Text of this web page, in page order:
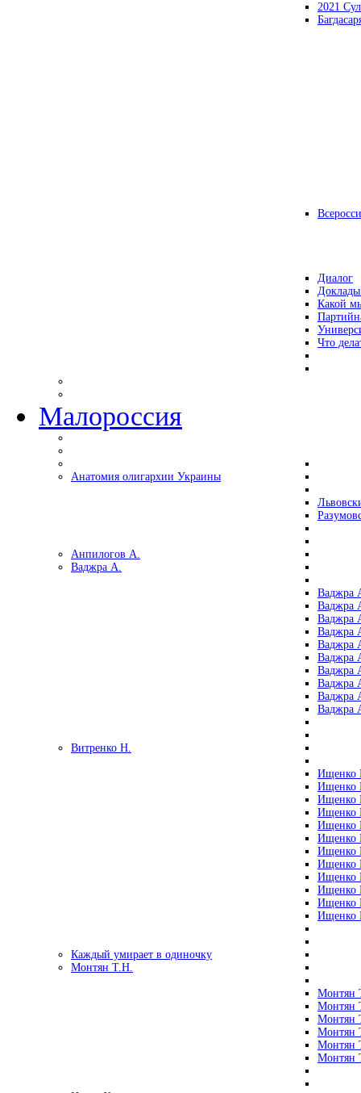
2021
Диалог
Какой
Что
Малороссия
Анатомия олигархии Украины
Анпилогов А.
Ваджра А.
Ваджра
Ваджра
Ваджра
Ваджра
Ваджра
Ваджра
Ваджра
Ваджра
Ваджра
Ваджра
Витренко Н.
Ищенко
Ищенко
Ищенко
Ищенко
Ищенко
Ищенко
Ищенко
Ищенко
Ищенко
Ищенко
Ищенко
Ищенко
Каждый умирает в одиночку
Монтян Т.Н.
Монтян
Монтян
Монтян
Монтян
Монтян
Монтян